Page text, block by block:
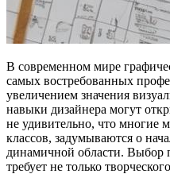
В современном мире
самых востребованных
увеличением значения
навыки дизайнера могут
не удивительно, что многие
классов, задумываются о
динамичной области. Выбор
требует не только